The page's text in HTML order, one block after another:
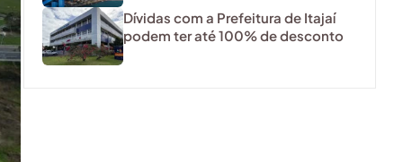
Dívidas com a Prefeitura de Itajaí
podem ter até 100% de desconto